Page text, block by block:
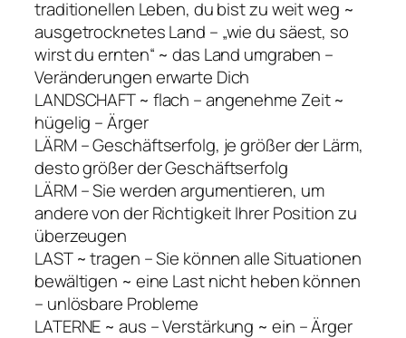
traditionellen Leben, du bist zu weit weg ~
ausgetrocknetes Land – „wie du säest, so
wirst du ernten“ ~ das Land umgraben –
Veränderungen erwarte Dich
LANDSCHAFT ~ flach – angenehme Zeit ~
hügelig – Ärger
LÄRM – Geschäftserfolg, je größer der Lärm,
desto größer der Geschäftserfolg
LÄRM – Sie werden argumentieren, um
andere von der Richtigkeit Ihrer Position zu
überzeugen
LAST ~ tragen – Sie können alle Situationen
bewältigen ~ eine Last nicht heben können
– unlösbare Probleme
LATERNE ~ aus – Verstärkung ~ ein – Ärger